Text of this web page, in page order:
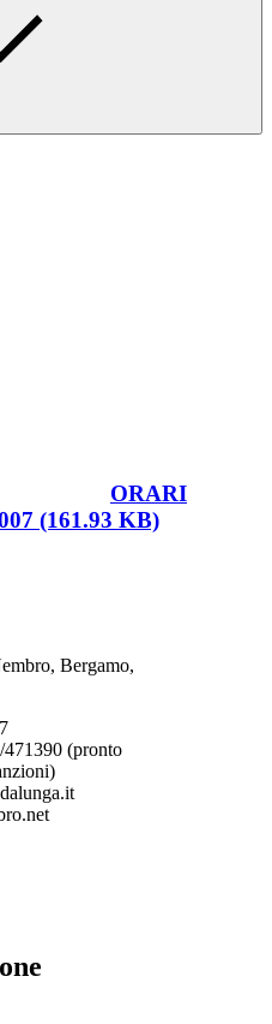
ORARI
(161.93 KB)
Bergamo,
471390 (pronto